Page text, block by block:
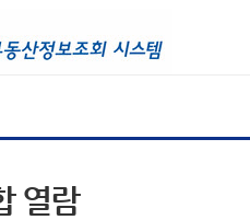
열람